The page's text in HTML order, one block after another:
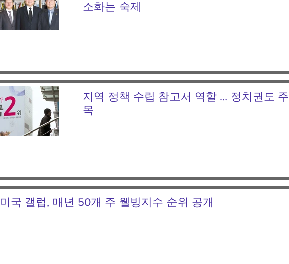
소화는 숙제
지역 정책 수립 참고서 역할 … 정치권도 주
목
미국 갤럽, 매년 50개 주 웰빙지수 순위 공개